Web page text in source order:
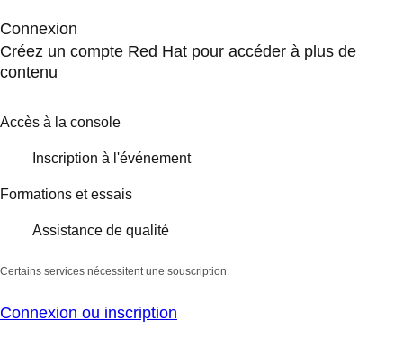
Connexion
Créez un compte Red Hat pour accéder à plus de
contenu
Accès à la console
Inscription à l'événement
Formations et essais
Assistance de qualité
Certains services nécessitent une souscription.
Connexion ou inscription